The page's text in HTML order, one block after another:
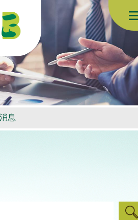
跳到内容（按回车键）
息